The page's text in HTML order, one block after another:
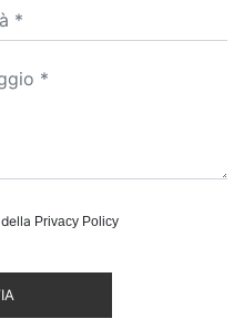
Privacy Policy